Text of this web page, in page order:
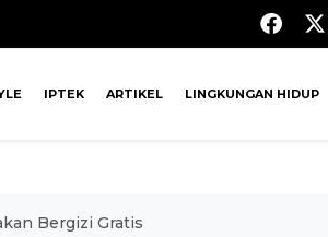
IPTEK ARTIKEL LINGKUNGAN HIDUP
Bergizi Gratis